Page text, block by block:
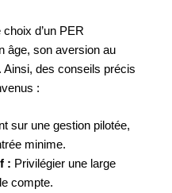
d’un PER
âge, son aversion au
Ainsi, des conseils précis
:
sur une gestion pilotée,
minime.
: Privilégier une large
compte.